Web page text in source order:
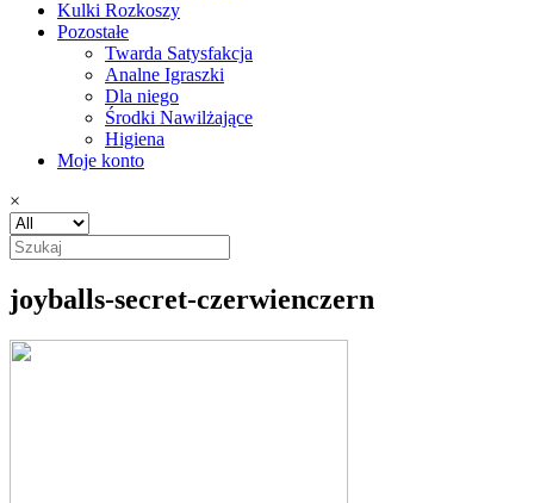
Kulki Rozkoszy
Pozostałe
Twarda Satysfakcja
Analne Igraszki
Dla niego
Środki Nawilżające
Higiena
Moje konto
×
joyballs-secret-czerwienczern